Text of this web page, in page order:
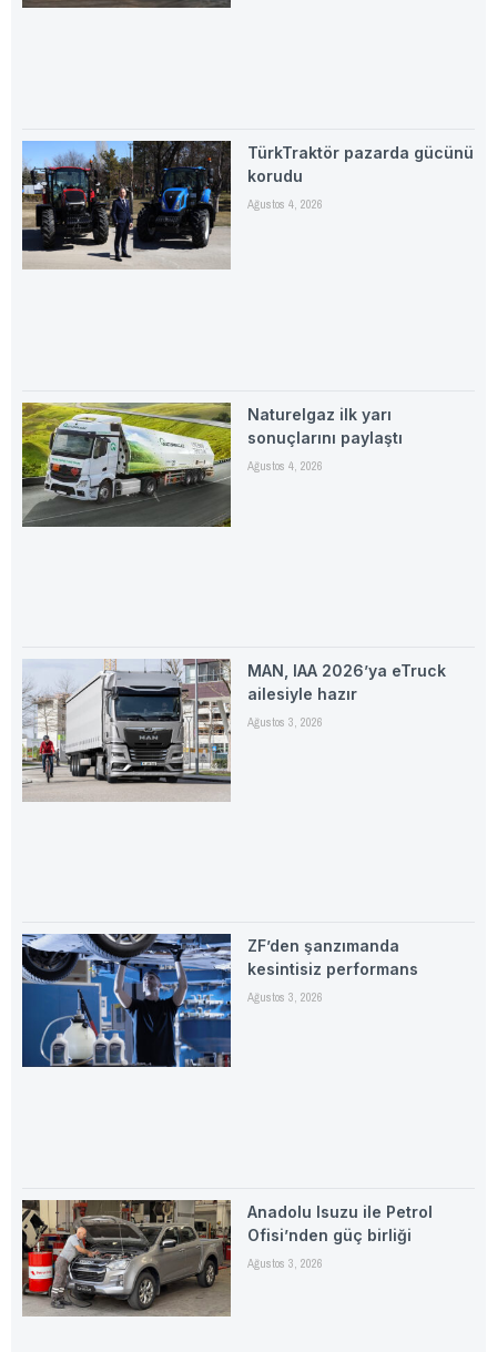
TürkTraktör pazarda gücünü
korudu
Ağustos 4, 2026
Naturelgaz ilk yarı
sonuçlarını paylaştı
Ağustos 4, 2026
MAN, IAA 2026’ya eTruck
ailesiyle hazır
Ağustos 3, 2026
ZF’den şanzımanda
kesintisiz performans
Ağustos 3, 2026
Anadolu Isuzu ile Petrol
Ofisi’nden güç birliği
Ağustos 3, 2026